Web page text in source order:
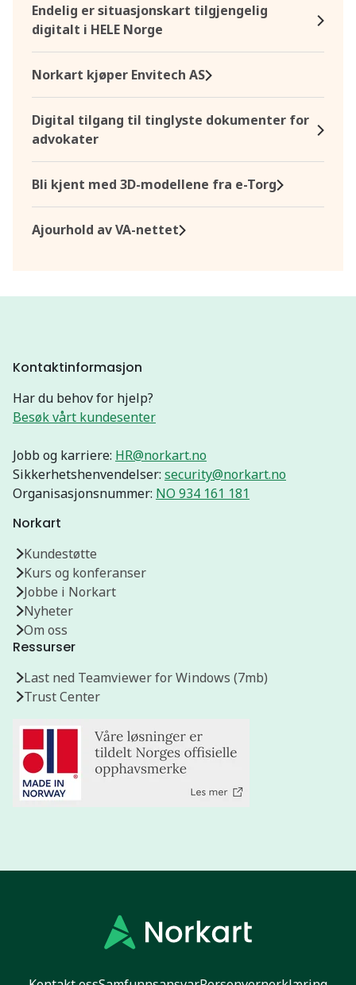
Endelig er situasjonskart tilgjengelig
digitalt i HELE Norge
Norkart kjøper Envitech AS
Digital tilgang til tinglyste dokumenter for
advokater
Bli kjent med 3D-modellene fra e-Torg
Ajourhold av VA-nettet
Kontaktinformasjon
Har du behov for hjelp?
Besøk vårt kundesenter
Jobb og karriere: HR@norkart.no
Sikkerhetshenvendelser: security@norkart.no
Organisasjonsnummer: NO 934 161 181
Norkart
Kundestøtte
Kurs og konferanser
Jobbe i Norkart
Nyheter
Om oss
Ressurser
Last ned Teamviewer for Windows (7mb)
Trust Center